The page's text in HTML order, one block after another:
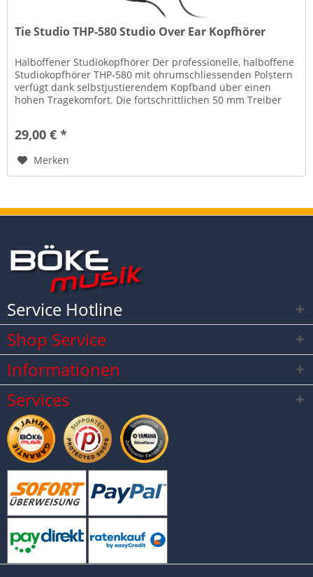
Tie Studio THP-580 Studio Over Ear Kopfhörer
Halboffener Studiokopfhörer Der professionelle, halboffene
Studiokopfhörer THP-580 mit ohrumschliessenden Polstern
verfügt dank selbstjustierendem Kopfband über einen
hohen Tragekomfort. Die fortschrittlichen 50 mm Treiber
29,00 € *
Merken
Service Hotline
Shop Service
Informationen
Services